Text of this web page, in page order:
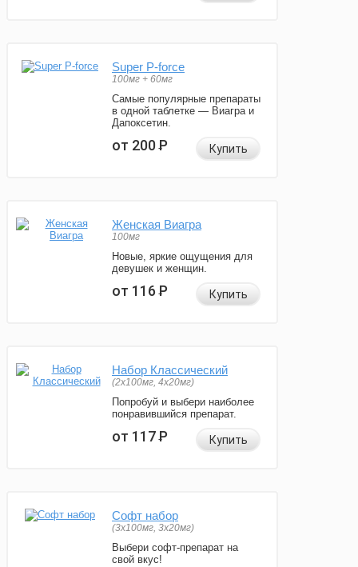
Super P-force
100мг + 60мг
Самые популярные препараты
в одной таблетке — Виагра и
Дапоксетин.
от 200Р Купить
Женская Виагра
100мг
Новые, яркие ощущения для
девушек и женщин.
от 116Р Купить
Набор Классический
(2x100мг, 4x20мг)
Попробуй и выбери наиболее
понравившийся препарат.
от 117Р Купить
Софт набор
(3x100мг, 3x20мг)
Выбери софт-препарат на
свой вкус!